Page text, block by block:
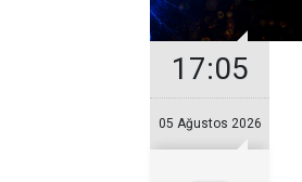
17:05
05 Ağustos 2026